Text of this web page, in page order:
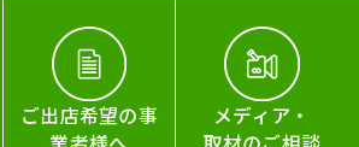
ご出店希望の事
メディア・